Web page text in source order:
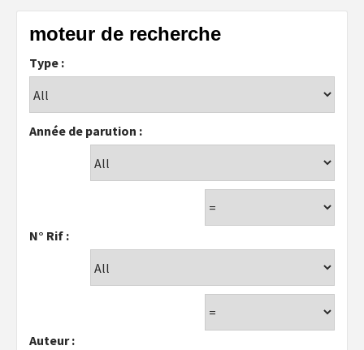
moteur de recherche
Type :
Année de parution :
N° Rif :
Auteur :